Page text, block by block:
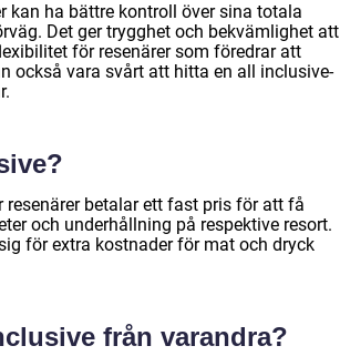
kan ha bättre kontroll över sina totala
Det ger trygghet och bekvämlighet att
för resenärer som föredrar att
också vara svårt att hitta en all inclusive-
resenärer betalar ett fast pris för att få
och underhållning på respektive resort.
för extra kostnader för mat och dryck
från varandra?